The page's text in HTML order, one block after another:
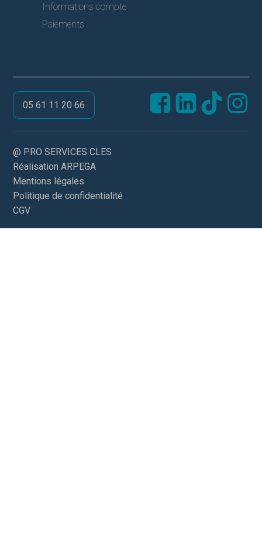
Informations compte
Paiements
05 61 11 20 66
@ PRO SERVICES CLES
Réalisation ARPEGA
Mentions légales
Politique de confidentialité
CGV